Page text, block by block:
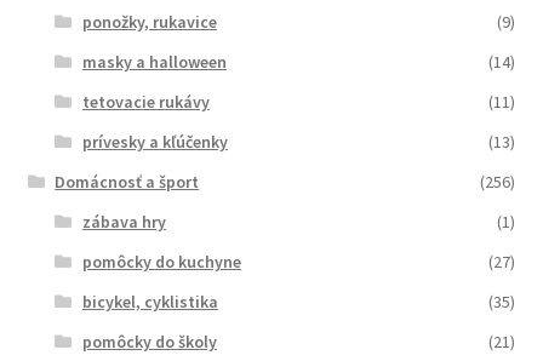
ponožky, rukavice
(9)
masky a halloween
(14)
tetovacie rukávy
(11)
prívesky a kľúčenky
(13)
Domácnosť a šport
(256)
zábava hry
(1)
pomôcky do kuchyne
(27)
bicykel, cyklistika
(35)
pomôcky do školy
(21)